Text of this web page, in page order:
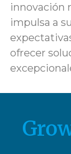
innovación
impulsa a
ofrecer